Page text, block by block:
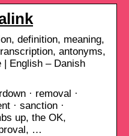
definition, meaning,
antonyms,
| English – Danish
· removal ·
· sanction ·
up, the OK,
…